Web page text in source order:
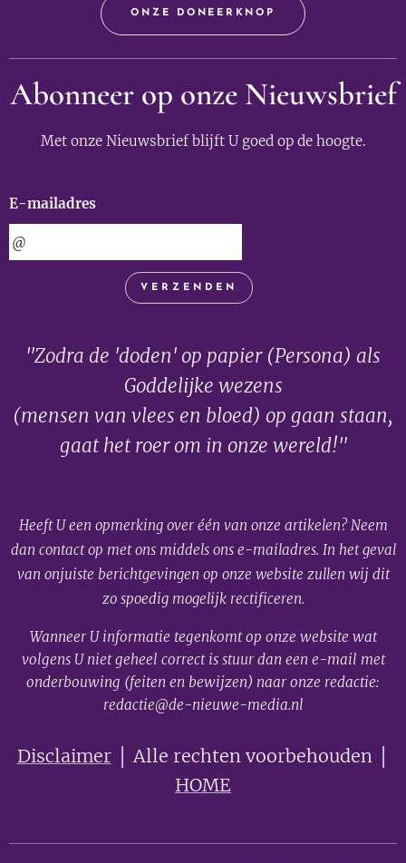
ONZE DONEERKNOP
Abonneer op onze Nieuwsbrief
Met onze Nieuwsbrief blijft U goed op de hoogte.
E-mailadres
VERZENDEN
"Zodra de 'doden' op papier (Persona) als
Goddelijke wezens
(mensen van vlees en bloed) op gaan staan,
gaat het roer om in onze wereld!"
Heeft U een opmerking over één van onze artikelen? Neem
dan contact op met ons middels ons e-mailadres. In het geval
van onjuiste berichtgevingen op onze website zullen wij dit
zo spoedig mogelijk rectificeren.
Wanneer U informatie tegenkomt op onze website wat
volgens U niet geheel correct is stuur dan een e-mail met
onderbouwing (feiten en bewijzen) naar onze redactie:
redactie@de-nieuwe-media.nl
Disclaimer│ Alle rechten voorbehouden │
HOME